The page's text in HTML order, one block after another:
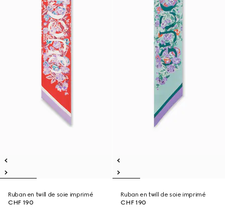
Ruban en twill de soie imprimé
CHF 190
Ruban en twill de soie imprimé
CHF 190